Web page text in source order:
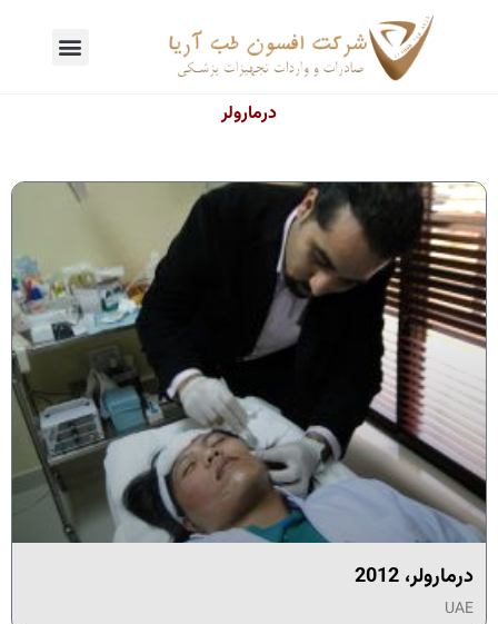
درمارولر
درمارولر، 2012
UAE